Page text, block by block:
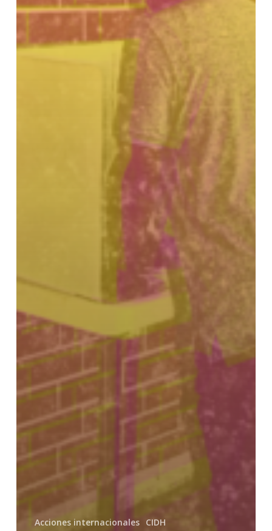
Acciones internacionales CIDH